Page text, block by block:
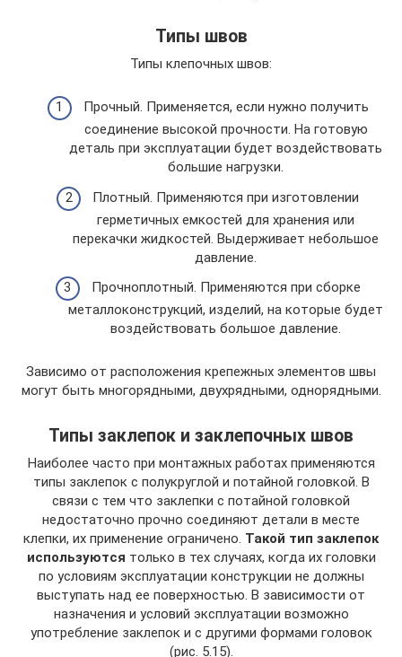
Типы швов
Типы клепочных швов:
Прочный. Применяется, если нужно получить
соединение высокой прочности. На готовую
деталь при эксплуатации будет воздействовать
большие нагрузки.
Плотный. Применяются при изготовлении
герметичных емкостей для хранения или
перекачки жидкостей. Выдерживает небольшое
давление.
Прочноплотный. Применяются при сборке
металлоконструкций, изделий, на которые будет
воздействовать большое давление.
Зависимо от расположения крепежных элементов швы
могут быть многорядными, двухрядными, однорядными.
Типы заклепок и заклепочных швов
Наиболее часто при монтажных работах применяются
типы заклепок с полукруглой и потайной головкой. В
связи с тем что заклепки с потайной головкой
недостаточно прочно соединяют детали в месте
клепки, их применение ограничено. Такой тип заклепок
используются только в тех случаях, когда их головки
по условиям эксплуатации конструкции не должны
выступать над ее поверхностью. В зависимости от
назначения и условий эксплуатации возможно
употребление заклепок и с другими формами головок
(рис. 5.15).